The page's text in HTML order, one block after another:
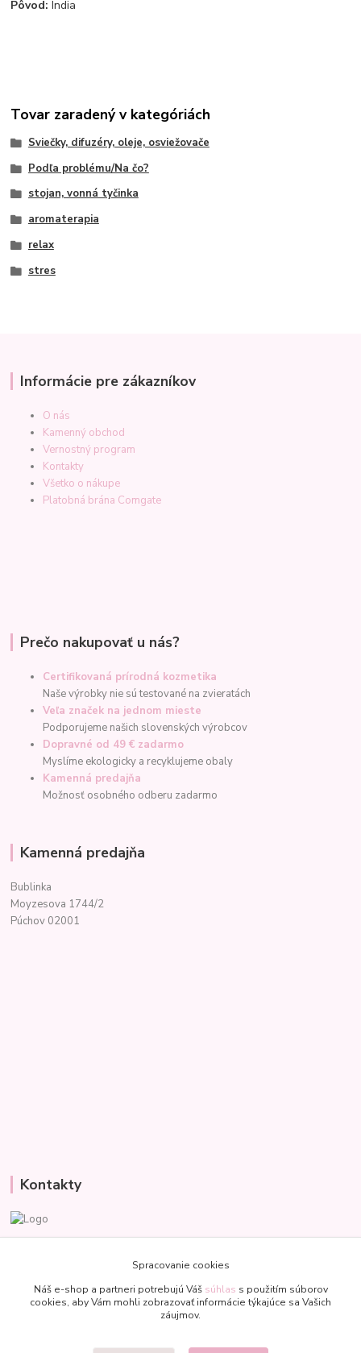
Pôvod: India
Tovar zaradený v kategóriách
Sviečky, difuzéry, oleje, osviežovače
Podľa problému/Na čo?
stojan, vonná tyčinka
aromaterapia
relax
stres
Informácie pre zákazníkov
O nás
Kamenný obchod
Vernostný program
Kontakty
Všetko o nákupe
Platobná brána Comgate
Prečo nakupovať u nás?
Certifikovaná prírodná kozmetika
Naše výrobky nie sú testované na zvieratách
Veľa značek na jednom mieste
Podporujeme našich slovenských výrobcov
Dopravné od 49 € zadarmo
Myslíme ekologicky a recyklujeme obaly
Kamenná predajňa
Možnosť osobného odberu zadarmo
Kamenná predajňa
Bublinka
Moyzesova 1744/2
Púchov 02001
Kontakty
+421 907 977 470
bublinkapu@gmail.com
Spracovanie cookies
Náš e-shop a partneri potrebujú Váš súhlas s použitím súborov
cookies, aby Vám mohli zobrazovať informácie týkajúce sa Vašich
záujmov.